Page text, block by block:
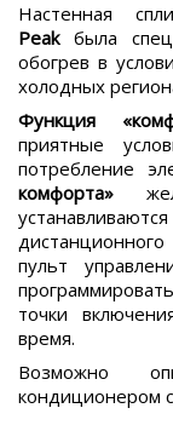
Настенная
Peakбыла
обогрев в
холодных
Функция
приятные
потребление
комфорта»
пульт
точки
время.
Возможно
кондиционером